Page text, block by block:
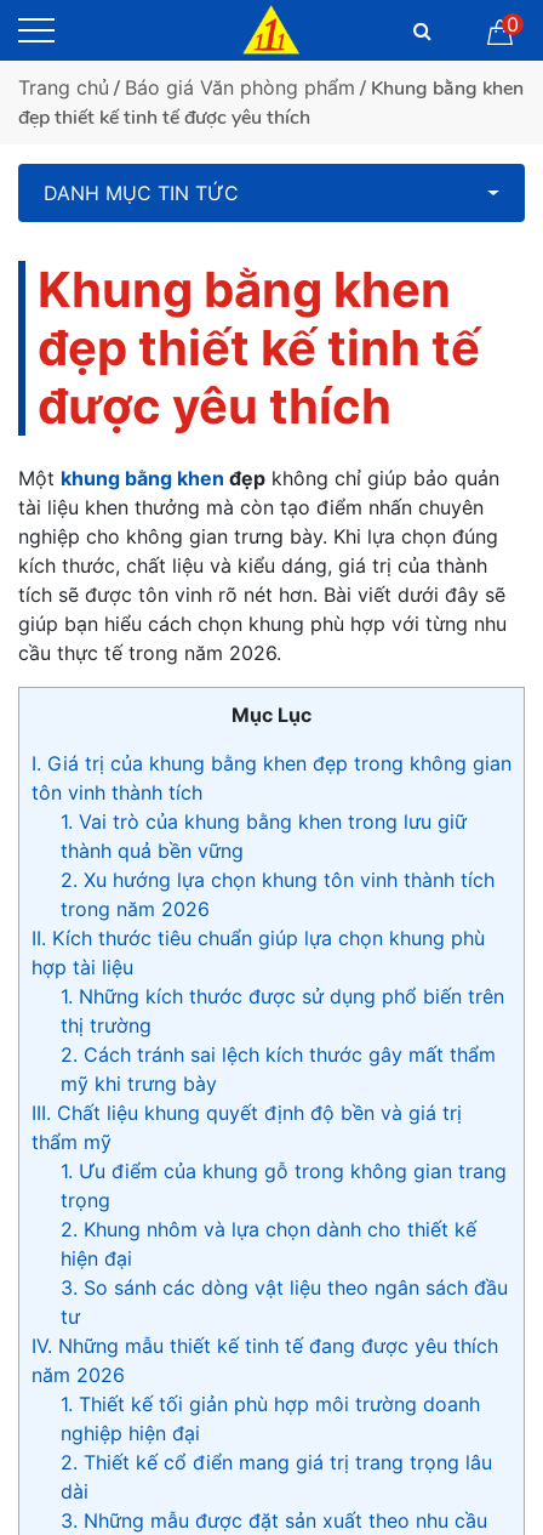
0
Trang chủ / Báo giá Văn phòng phẩm / Khung bằng khen
đẹp thiết kế tinh tế được yêu thích
DANH MỤC TIN TỨC
Khung bằng khen
đẹp thiết kế tinh tế
được yêu thích
Một khung bằng khen đẹp không chỉ giúp bảo quản
tài liệu khen thưởng mà còn tạo điểm nhấn chuyên
nghiệp cho không gian trưng bày. Khi lựa chọn đúng
kích thước, chất liệu và kiểu dáng, giá trị của thành
tích sẽ được tôn vinh rõ nét hơn. Bài viết dưới đây sẽ
giúp bạn hiểu cách chọn khung phù hợp với từng nhu
cầu thực tế trong năm 2026.
Mục Lục
I. Giá trị của khung bằng khen đẹp trong không gian
tôn vinh thành tích
1. Vai trò của khung bằng khen trong lưu giữ
thành quả bền vững
2. Xu hướng lựa chọn khung tôn vinh thành tích
trong năm 2026
II. Kích thước tiêu chuẩn giúp lựa chọn khung phù
hợp tài liệu
1. Những kích thước được sử dụng phổ biến trên
thị trường
2. Cách tránh sai lệch kích thước gây mất thẩm
mỹ khi trưng bày
III. Chất liệu khung quyết định độ bền và giá trị
thẩm mỹ
1. Ưu điểm của khung gỗ trong không gian trang
trọng
2. Khung nhôm và lựa chọn dành cho thiết kế
hiện đại
3. So sánh các dòng vật liệu theo ngân sách đầu
tư
IV. Những mẫu thiết kế tinh tế đang được yêu thích
năm 2026
1. Thiết kế tối giản phù hợp môi trường doanh
nghiệp hiện đại
2. Thiết kế cổ điển mang giá trị trang trọng lâu
dài
3. Những mẫu được đặt sản xuất theo nhu cầu